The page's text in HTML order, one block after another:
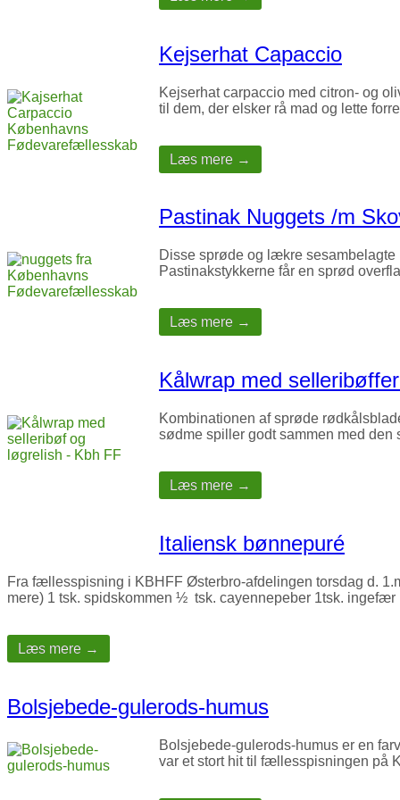
Kejserhat Capaccio
Kejserhat carpaccio med citron- og
til dem, der elsker rå mad og lette
Læs mere →
Pastinak Nuggets /m
Disse sprøde og lækre sesambelagte
Pastinakstykkerne får en sprød
Læs mere →
Kålwrap med
Kombinationen af sprøde
sødme spiller godt sammen med
Læs mere →
Italiensk bønnepuré
Fra fællesspisning i KBHFF Østerbro-afdelingen torsdag d.
mere) 1 tsk. spidskommen ½ tsk. cayennepeber 1tsk.
Læs mere →
Bolsjebede-gulerods-humus
Bolsjebede-gulerods-humus er en
var et stort hit til fællesspisningen på